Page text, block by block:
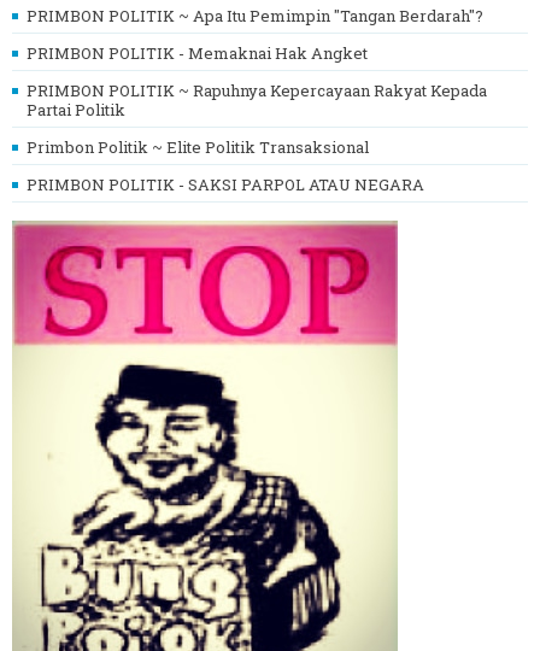
PRIMBON POLITIK ~ Apa Itu Pemimpin "Tangan Berdarah"?
PRIMBON POLITIK - Memaknai Hak Angket
PRIMBON POLITIK ~ Rapuhnya Kepercayaan Rakyat Kepada
Partai Politik
Primbon Politik ~ Elite Politik Transaksional
PRIMBON POLITIK - SAKSI PARPOL ATAU NEGARA